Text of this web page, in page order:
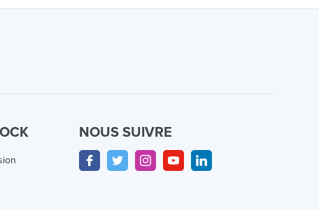
NOUS SUIVRE